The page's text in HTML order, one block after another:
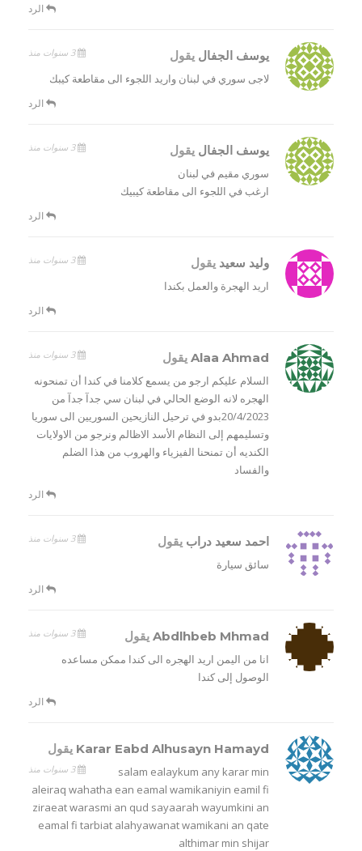
الرد
يوسف الجفال يقول 3 سنوات منذ
لاجى سوري في لبنان واريد اللجوء الى مقاطعة كيبك
الرد
يوسف الجفال يقول 3 سنوات منذ
سوري مقيم في لبنان
ارغب في اللجوء الى مقاطعة كيبيك
الرد
وليد سعيد يقول 3 سنوات منذ
اريد الهجرة والعمل بكندا
الرد
Alaa Ahmad يقول 3 سنوات منذ
السلام عليكم ارجو من يسمع كلامنا في كندا أن تمنحونه
الهجره لانه الوضع الحالي في لبنان سي جدآ جدآ من
20/4/2023بدو في ترحيل النازيحين السوريين الى سوريا
وتسليمهم إلى النظام الأسد الاظالم ونرجو من الاولايات
الكنديه أن تمنحنا الفيزياء والهروب من هذا الضلم
والفساد
الرد
احمد سعيد دراب يقول 3 سنوات منذ
سائق سيارة
الرد
Abdlhbeb Mhmad يقول 3 سنوات منذ
انا من اليمن اريد الهجره الى كندا ممكن مساعده
الوصول إلى كندا
الرد
Karar Eabd Alhusayn Hamayd يقول
3 سنوات منذ
salam ealaykum any karar min
aleiraq wahatha ean eamal wamikaniyin eamil fi
ziraeat warasmi an qud sayaarah wayumkini an
eamal fi tarbiat alahyawanat wamikani an qate
althimar min shijar